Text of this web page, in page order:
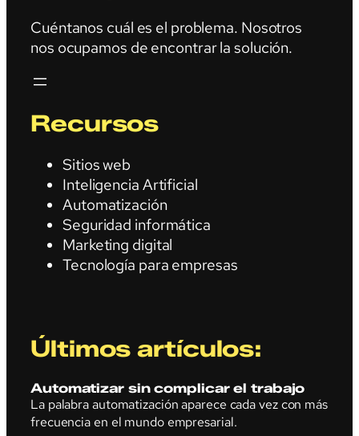
Cuéntanos cuál es el problema. Nosotros
nos ocupamos de encontrar la solución.
Recursos
Sitios web
Inteligencia Artificial
Automatización
Seguridad informática
Marketing digital
Tecnología para empresas
Últimos artículos:
Automatizar sin complicar el trabajo
La palabra automatización aparece cada vez con más
frecuencia en el mundo empresarial.